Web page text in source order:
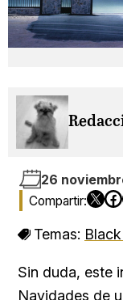
26
Temas:
Sin duda, este
Navidades de